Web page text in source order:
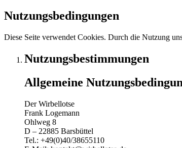
Nutzungsbedingungen
Diese Seite verwendet Cookies. Durch die Nutzung
Nutzungsbestimmungen
Allgemeine
Der Wirbellotse
Frank Logemann
Ohlweg 8
D – 22885 Barsbüttel
Tel.: +49(0)40/38655110